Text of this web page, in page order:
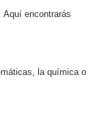
Aquí encontrarás
la química o